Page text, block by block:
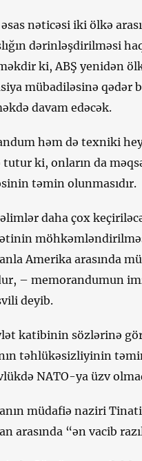
nəticəsi iki ölkə
dərinləşdirilməsi
ki, ABŞ yenidən
mübadiləsinə qədər
davam edəcək.
həm də texniki
tutur ki, onların da
təmin olunmasıdır.
daha çox
Amerika arasında
– memorandumun
deyib.
katibinin sözlərinə
təhlükəsizliyinin
NATO-ya üzv
müdafiə naziri
arasında “ən vacib